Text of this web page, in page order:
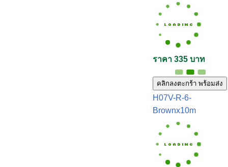
ราคา 335 บาท
คลิกลงตะกร้า พร้อมส่ง
H07V-R-6-
Brownx10m